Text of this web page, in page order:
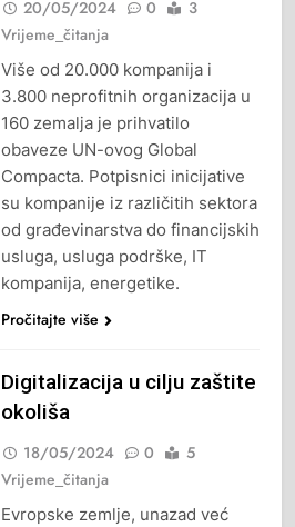
20/05/2024 0
3
Vrijeme_čitanja
Više od 20.000 kompanija i
3.800 neprofitnih organizacija u
160 zemalja je prihvatilo
obaveze UN-ovog Global
Compacta. Potpisnici inicijative
su kompanije iz različitih sektora
od građevinarstva do financijskih
usluga, usluga podrške, IT
kompanija, energetike.
Pročitajte više
Digitalizacija u cilju zaštite
okoliša
18/05/2024 0
5
Vrijeme_čitanja
Evropske zemlje, unazad već